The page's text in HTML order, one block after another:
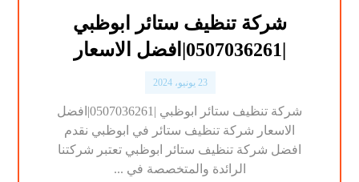
شركة تنظيف ستائر ابوظبي
|0507036261|افضل الاسعار
23 يونيو، 2024
شركة تنظيف ستائر ابوظبي |0507036261|افضل
الاسعار شركة تنظيف ستائر في ابوظبي نقدم
افضل شركة تنظيف ستائر ابوظبي تعتبر شركتنا
الرائدة والمتخصصة في ...